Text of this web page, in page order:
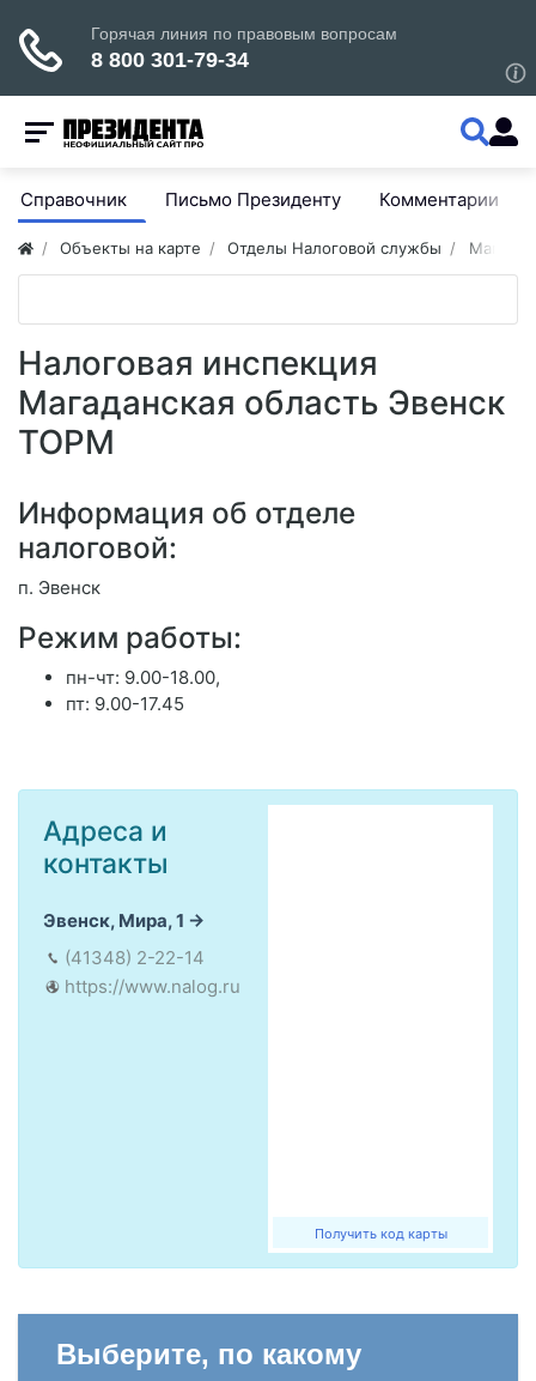
Справочник Письмо Президенту Комментарии
Объекты на карте Отделы Налоговой службы
Налоговая инспекция
Магаданская область Эвенск
ТОРМ
Информация об отделе
налоговой:
п. Эвенск
Режим работы:
пн-чт: 9.00-18.00,
пт: 9.00-17.45
Получить код карты
Адреса и
контакты
Эвенск, Мира, 1
(41348) 2-22-14
https://www.nalog.ru